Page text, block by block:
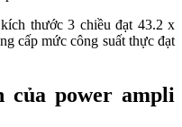
thước 3 chiều đạt 43.2 x
cấp mức công suất thực đạt
của power ampli